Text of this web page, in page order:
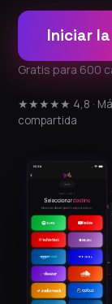
Iniciar
Gratis para 600
★★★★★ 4,8 · Más
compartida